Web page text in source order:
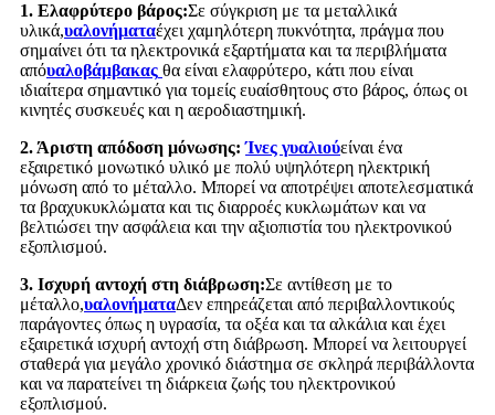
1. Ελαφρύτερο βάρος:Σε σύγκριση με τα μεταλλικά
υλικά,υαλονήματαέχει χαμηλότερη πυκνότητα, πράγμα που
σημαίνει ότι τα ηλεκτρονικά εξαρτήματα και τα περιβλήματα
απόυαλοβάμβακας θα είναι ελαφρύτερο, κάτι που είναι
ιδιαίτερα σημαντικό για τομείς ευαίσθητους στο βάρος, όπως οι
κινητές συσκευές και η αεροδιαστημική.
2. Άριστη απόδοση μόνωσης: Ίνες γυαλιούείναι ένα
εξαιρετικό μονωτικό υλικό με πολύ υψηλότερη ηλεκτρική
μόνωση από το μέταλλο. Μπορεί να αποτρέψει αποτελεσματικά
τα βραχυκυκλώματα και τις διαρροές κυκλωμάτων και να
βελτιώσει την ασφάλεια και την αξιοπιστία του ηλεκτρονικού
εξοπλισμού.
3. Ισχυρή αντοχή στη διάβρωση:Σε αντίθεση με το
μέταλλο,υαλονήματαΔεν επηρεάζεται από περιβαλλοντικούς
παράγοντες όπως η υγρασία, τα οξέα και τα αλκάλια και έχει
εξαιρετικά ισχυρή αντοχή στη διάβρωση. Μπορεί να λειτουργεί
σταθερά για μεγάλο χρονικό διάστημα σε σκληρά περιβάλλοντα
και να παρατείνει τη διάρκεια ζωής του ηλεκτρονικού
εξοπλισμού.